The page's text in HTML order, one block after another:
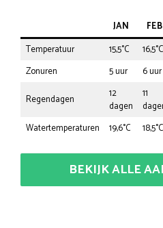
JAN FEB
Temperatuur
15,5°C 16,5°C
Zonuren
5 uur 6 uur
Regendagen
12
dagen
11
Watertemperaturen
19,6°C 18,5°C
BEKIJK ALLE